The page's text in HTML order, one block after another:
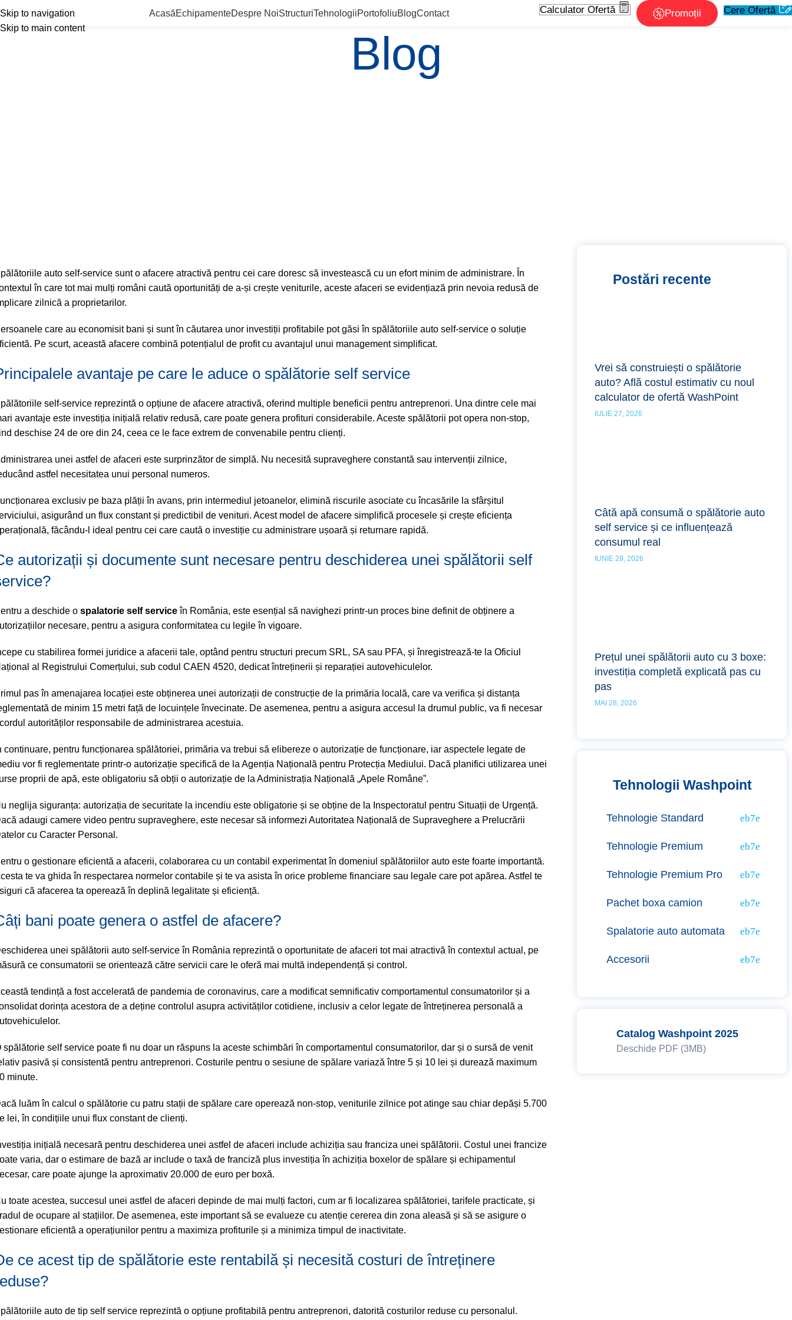
Skip to navigation
Skip to main content
AcasăEchipamenteDespre NoiStructuriTehnologiiPortofoliuBlogContact Calculator Ofertă Promoții Cere Ofertă
Blog
auto self-service sunt o afacere atractivă pentru cei care doresc să investească cu un efort minim de administrare. În
în care tot mai mulți români caută oportunități de a-și crește veniturile, aceste afaceri se evidențiază prin nevoia redusă de
zilnică a proprietarilor.
care au economisit bani și sunt în căutarea unor investiții profitabile pot găsi în spălătoriile auto self-service o soluție
Pe scurt, această afacere combină potențialul de profit cu avantajul unui management simplificat.
avantaje pe care le aduce o spălătorie self service
self-service reprezintă o opțiune de afacere atractivă, oferind multiple beneficii pentru antreprenori. Una dintre cele mai
avantaje este investiția inițială relativ redusă, care poate genera profituri considerabile. Aceste spălătorii pot opera non-stop,
deschise 24 de ore din 24, ceea ce le face extrem de convenabile pentru clienți.
unei astfel de afaceri este surprinzător de simplă. Nu necesită supraveghere constantă sau intervenții zilnice,
astfel necesitatea unui personal numeros.
exclusiv pe baza plății în avans, prin intermediul jetoanelor, elimină riscurile asociate cu încasările la sfârșitul
asigurând un flux constant și predictibil de venituri. Acest model de afacere simplifică procesele și crește eficiența
făcându-l ideal pentru cei care caută o investiție cu administrare ușoară și returnare rapidă.
autorizații și documente sunt necesare pentru deschiderea unei spălătorii self
a deschide o spalatorie self serviceîn România, este esențial să navighezi printr-un proces bine definit de obținere a
necesare, pentru a asigura conformitatea cu legile în vigoare.
cu stabilirea formei juridice a afacerii tale, optând pentru structuri precum SRL, SA sau PFA, și înregistrează-te la Oficiul
al Registrului Comerțului, sub codul CAEN 4520, dedicat întreținerii și reparației autovehiculelor.
pas în amenajarea locației este obținerea unei autorizații de construcție de la primăria locală, care va verifica și distanța
de minim 15 metri față de locuințele învecinate. De asemenea, pentru a asigura accesul la drumul public, va fi necesar
autorităților responsabile de administrarea acestuia.
continuare, pentru funcționarea spălătoriei, primăria va trebui să elibereze o autorizație de funcționare, iar aspectele legate de
vor fi reglementate printr-o autorizație specifică de la Agenția Națională pentru Protecția Mediului. Dacă planifici utilizarea unei
proprii de apă, este obligatoriu să obții o autorizație de la Administrația Națională „Apele Române”.
neglija siguranța: autorizația de securitate la incendiu este obligatorie și se obține de la Inspectoratul pentru Situații de Urgență.
adaugi camere video pentru supraveghere, este necesar să informezi Autoritatea Națională de Supraveghere a Prelucrării
cu Caracter Personal.
o gestionare eficientă a afacerii, colaborarea cu un contabil experimentat în domeniul spălătoriilor auto este foarte importantă.
te va ghida în respectarea normelor contabile și te va asista în orice probleme financiare sau legale care pot apărea. Astfel te
că afacerea ta operează în deplină legalitate și eficiență.
bani poate genera o astfel de afacere?
unei spălătorii auto self-service în România reprezintă o oportunitate de afaceri tot mai atractivă în contextul actual, pe
ce consumatorii se orientează către servicii care le oferă mai multă independență și control.
tendință a fost accelerată de pandemia de coronavirus, care a modificat semnificativ comportamentul consumatorilor și a
dorința acestora de a deține controlul asupra activităților cotidiene, inclusiv a celor legate de întreținerea personală a
spălătorie self service poate fi nu doar un răspuns la aceste schimbări în comportamentul consumatorilor, dar și o sursă de venit
pasivă și consistentă pentru antreprenori. Costurile pentru o sesiune de spălare variază între 5 și 10 lei și durează maximum
minute.
luăm în calcul o spălătorie cu patru stații de spălare care operează non-stop, veniturile zilnice pot atinge sau chiar depăși 5.700
lei, în condițiile unui flux constant de clienți.
inițială necesară pentru deschiderea unei astfel de afaceri include achiziția sau franciza unei spălătorii. Costul unei francize
varia, dar o estimare de bază ar include o taxă de franciză plus investiția în achiziția boxelor de spălare și echipamentul
care poate ajunge la aproximativ 20.000 de euro per boxă.
toate acestea, succesul unei astfel de afaceri depinde de mai mulți factori, cum ar fi localizarea spălătoriei, tarifele practicate, și
de ocupare al stațiilor. De asemenea, este important să se evalueze cu atenție cererea din zona aleasă și să se asigure o
eficientă a operațiunilor pentru a maximiza profiturile și a minimiza timpul de inactivitate.
ce acest tip de spălătorie este rentabilă și necesită costuri de întreținere
auto de tip self service reprezintă o opțiune profitabilă pentru antreprenori, datorită costurilor reduse cu personalul.
Postări recente
Vrei să construiești o spălătorie
auto? Află costul estimativ cu noul
calculator de ofertă WashPoint
IULIE 27, 2026
Câtă apă consumă o spălătorie auto
self service și ce influențează
consumul real
IUNIE 29, 2026
Prețul unei spălătorii auto cu 3 boxe:
investiția completă explicată pas cu
pas
MAI 28, 2026
Tehnologii Washpoint
Tehnologie Standard
Tehnologie Premium
Tehnologie Premium Pro
Pachet boxa camion
Spalatorie auto automata
Accesorii
Catalog Washpoint 2025
Deschide PDF (3MB)